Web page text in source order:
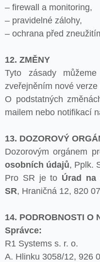
– firewall a monitoring,
– pravidelné zálohy,
– ochrana před
12. ZMĚNY
Tyto zásady
zveřejněním nové
O podstatných
mailem nebo notifikací
13. DOZOROVÝ
Dozorovým orgánem
osobních údajů, Pplk.
Pro SR je to Úrad na
SR, Hraničná 12, 820
14. PODROBNOSTI O
Správce:
R1 Systems s. r. o.
A. Hlinku 3058/12, 926